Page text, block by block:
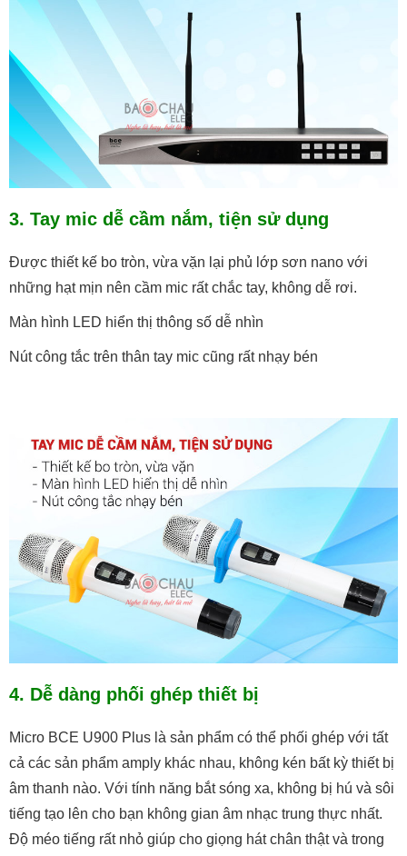
3. Tay mic dễ cầm nắm, tiện sử dụng
Được thiết kế bo tròn, vừa vặn lại phủ lớp sơn nano với
những hạt mịn nên cầm mic rất chắc tay, không dễ rơi.
Màn hình LED hiển thị thông số dễ nhìn
Nút công tắc trên thân tay mic cũng rất nhạy bén
4. Dễ dàng phối ghép thiết bị
Micro BCE U900 Plus là sản phẩm có thể phối ghép với tất
cả các sản phẩm amply khác nhau, không kén bất kỳ thiết bị
âm thanh nào. Với tính năng bắt sóng xa, không bị hú và sôi
tiếng tạo lên cho bạn không gian âm nhạc trung thực nhất.
Độ méo tiếng rất nhỏ giúp cho giọng hát chân thật và trong